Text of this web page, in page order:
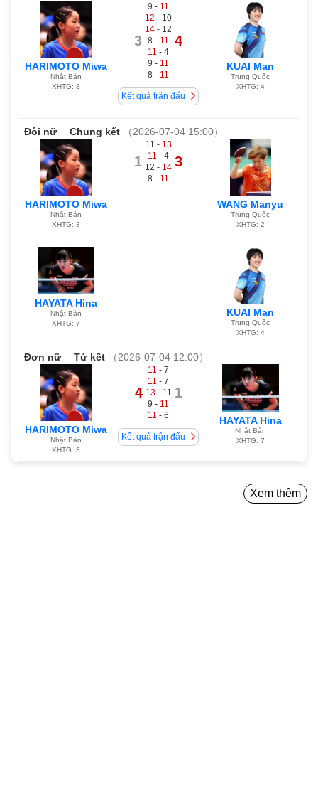
HARIMOTO Miwa
Nhật Bản
XHTG: 3
3
9 - 11
12 - 10
14 - 12
8 - 11
11 - 4
9 - 11
8 - 11
4
Kết quả trận đấu
KUAI Man
Trung Quốc
XHTG: 4
Đôi nữ Chung kết （2026-07-04 15:00）
HARIMOTO Miwa
Nhật Bản
XHTG: 3
HAYATA Hina
Nhật Bản
XHTG: 7
1
11 - 13
11 - 4
12 - 14
8 - 11
3
WANG Manyu
Trung Quốc
XHTG: 2
KUAI Man
Trung Quốc
XHTG: 4
Đơn nữ Tứ kết （2026-07-04 12:00）
HARIMOTO Miwa
Nhật Bản
XHTG: 3
4
11 - 7
11 - 7
13- 11
9 - 11
11 - 6
1
Kết quả trận đấu
HAYATA Hina
Nhật Bản
XHTG: 7
Xem thêm